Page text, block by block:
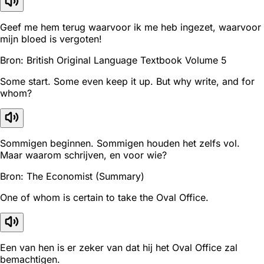
Geef me hem terug waarvoor ik me heb ingezet, waarvoor
mijn bloed is vergoten!
Bron: British Original Language Textbook Volume 5
Some start. Some even keep it up. But why write, and for
whom?
Sommigen beginnen. Sommigen houden het zelfs vol.
Maar waarom schrijven, en voor wie?
Bron: The Economist (Summary)
One of whom is certain to take the Oval Office.
Een van hen is er zeker van dat hij het Oval Office zal
bemachtigen.